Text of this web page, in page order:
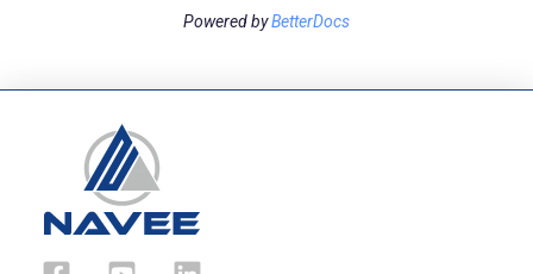
Powered byBetterDocs